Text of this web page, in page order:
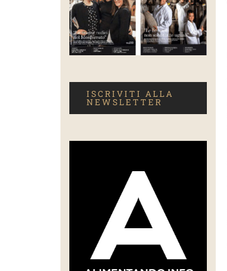
ISCRIVITI ALLA
NEWSLETTER